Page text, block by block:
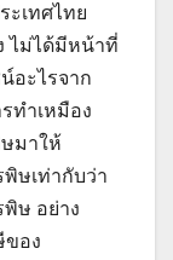
ะเทศไทย
ไม่ได้มีหน้าที่
อะไรจาก
ทำเหมือง
มาให้
ษเท่ากับว่า
พิษ อย่าง
ของ